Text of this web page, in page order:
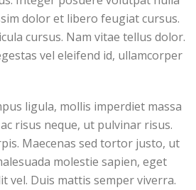
dolor et libero feugiat cursus.
cursus. Nam vitae tellus dolor.
vel eleifend id, ullamcorper
ligula, mollis imperdiet massa
risus neque, ut pulvinar risus.
Maecenas sed tortor justo, ut
molestie sapien, eget
vel. Duis mattis semper viverra.